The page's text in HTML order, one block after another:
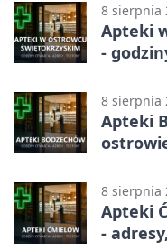
8 sierpnia
Apteki
-
8 sierpnia
Apteki
8 sierpnia
Apteki
-